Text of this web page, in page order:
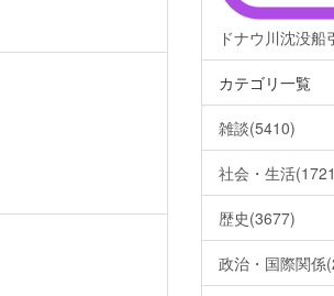
ドナウ川沈没
カテゴリ一覧
雑談(5410)
社会・生活
歴史(3677)
政治・国際関係